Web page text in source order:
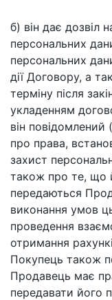
б) він дає дозвіл
персональних
персональних
дії Договору, а
терміну після
укладенням
він повідомлений
про права,
захист
також про те, що
передаються
виконання умов
проведення
отримання
Покупець також
Продавець має
передавати його